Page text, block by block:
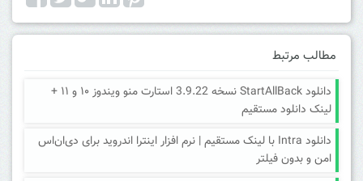
مطالب مرتبط
دانلود StartAllBack نسخه 3.9.22 استارت منو ویندوز ۱۰ و ۱۱ +
لینک دانلود مستقیم
دانلود Intra با لینک مستقیم | نرم افزار اینترا اندروید برای دی‌ان‌اس
امن و بدون فیلتر